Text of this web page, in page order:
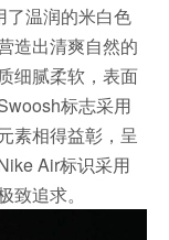
了温润的米白色
造出清爽自然的
细腻柔软，表面
标志采用
素相得益彰，呈
Air标识采用
追求。